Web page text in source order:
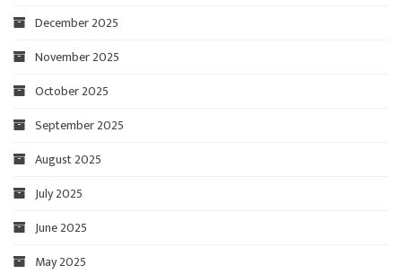
December 2025
November 2025
October 2025
September 2025
August 2025
July 2025
June 2025
May 2025